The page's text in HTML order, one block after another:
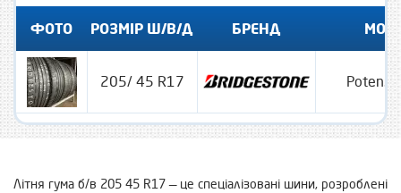
ФОТО РОЗМІР Ш/В/Д БРЕНД
205/ 45 R17
Літня гума б/в 205 45 R17 — це спеціалізовані шини, розроблені